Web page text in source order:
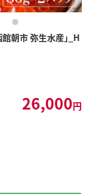
朝市 弥生水産」_H
8
26,000円